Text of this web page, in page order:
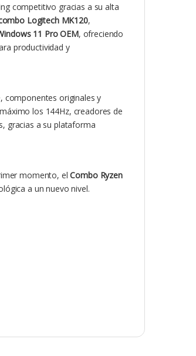
competitivo gracias a su alta
Logitech MK120,
11 Pro OEM, ofreciendo
productividad y
componentes originales y
los 144Hz, creadores de
gracias a su plataforma
momento, elCombo Ryzen
a un nuevo nivel.